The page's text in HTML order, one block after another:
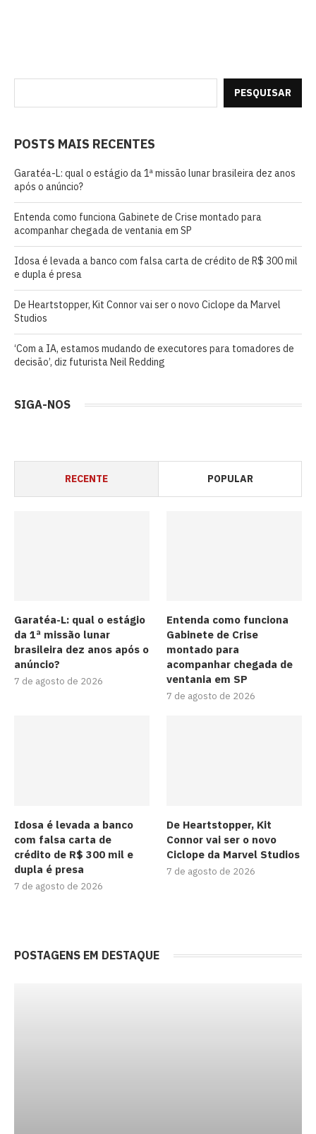
PESQUISAR
POSTS MAIS RECENTES
Garatéa-L: qual o estágio da 1ª missão lunar brasileira dez anos
após o anúncio?
Entenda como funciona Gabinete de Crise montado para
acompanhar chegada de ventania em SP
Idosa é levada a banco com falsa carta de crédito de R$ 300 mil
e dupla é presa
De Heartstopper, Kit Connor vai ser o novo Ciclope da Marvel
Studios
‘Com a IA, estamos mudando de executores para tomadores de
decisão’, diz futurista Neil Redding
SIGA-NOS
RECENTE POPULAR
Garatéa-L: qual o estágio
da 1ª missão lunar
brasileira dez anos após o
anúncio?
7 de agosto de 2026
Entenda como funciona
Gabinete de Crise
montado para
acompanhar chegada de
ventania em SP
7 de agosto de 2026
Idosa é levada a banco
com falsa carta de
crédito de R$ 300 mil e
dupla é presa
7 de agosto de 2026
De Heartstopper, Kit
Connor vai ser o novo
Ciclope da Marvel Studios
7 de agosto de 2026
POSTAGENS EM DESTAQUE